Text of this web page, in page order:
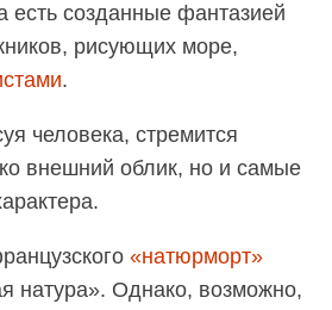
есть созданные фантазией
рисующих море,
.
человека, стремится
внешний облик, но и самые
«натюрморт»
натура». Однако, возможно,